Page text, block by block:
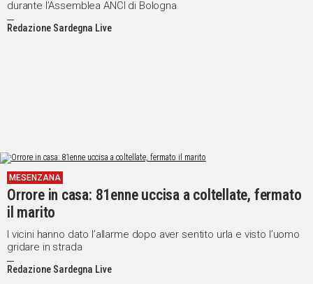
durante l’Assemblea ANCI di Bologna
Redazione Sardegna Live
MESENZANA
Orrore in casa: 81enne uccisa a coltellate, fermato
il marito
I vicini hanno dato l’allarme dopo aver sentito urla e visto l’uomo
gridare in strada
Redazione Sardegna Live